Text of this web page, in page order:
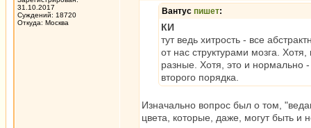
31.10.2017
Суждений: 18720
Откуда: Москва
Вантус пишет:
КИ
тут ведь хитрость - все
от нас структурами мозга.
разные. Хотя, это и нормально
второго порядка.
Изначально вопрос был о том,
цвета, которые, даже, могут быть и